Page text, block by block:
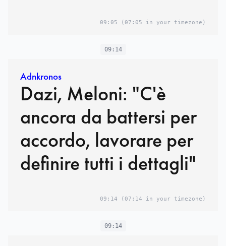
09:05 (07:05 in your timezone)
09:14
Adnkronos
Dazi, Meloni: "C'è
ancora da battersi per
accordo, lavorare per
definire tutti i dettagli"
09:14 (07:14 in your timezone)
09:14